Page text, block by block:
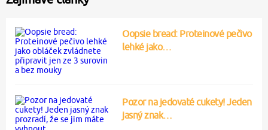
Oopsie bread: Proteinové pečivo
lehké jako…
Pozor na jedovaté cukety! Jeden
jasný znak…